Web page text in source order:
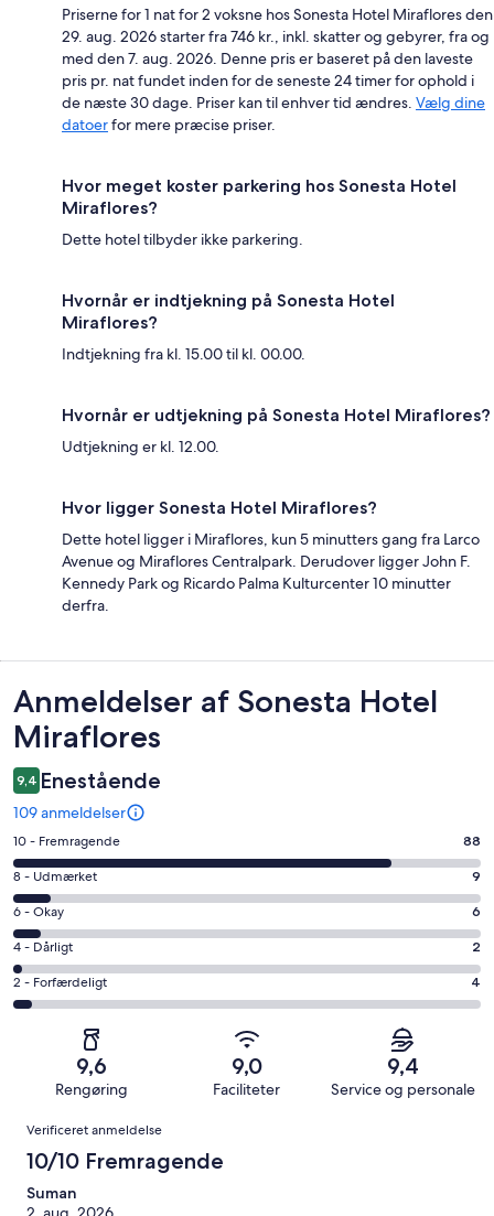
Priserne for 1 nat for 2 voksne hos Sonesta Hotel Miraflores den
29. aug. 2026 starter fra 746 kr., inkl. skatter og gebyrer, fra og
med den 7. aug. 2026. Denne pris er baseret på den laveste
pris pr. nat fundet inden for de seneste 24 timer for ophold i
de næste 30 dage. Priser kan til enhver tid ændres. Vælg dine
datoerfor mere præcise priser.
Hvor meget koster parkering hos Sonesta Hotel
Miraflores?
Dette hotel tilbyder ikke parkering.
Hvornår er indtjekning på Sonesta Hotel
Miraflores?
Indtjekning fra kl. 15.00 til kl. 00.00.
Hvornår er udtjekning på Sonesta Hotel Miraflores?
Udtjekning er kl. 12.00.
Hvor ligger Sonesta Hotel Miraflores?
Dette hotel ligger i Miraflores, kun 5 minutters gang fra Larco
Avenue og Miraflores Centralpark. Derudover ligger John F.
Kennedy Park og Ricardo Palma Kulturcenter 10 minutter
derfra.
Anmeldelser
Anmeldelser af Sonesta Hotel
Miraflores
9,4 Enestående
109 anmeldelser
Bedømmelse
på
10
−
Fremragende.
88
af
i
anmeldelser
10 - Fremragende 88
Bedømmelse
på
8
−
Udmærket.
9
8 - Udmærket 9
Bedømmelse
på
6
−
Okay.
109
6 - Okay 6
Bedømmelse
på
4
alt
109
4 - Dårligt 2
Bedømmelse
på
Forfærdeligt.
af
alt
109
2 - Forfærdeligt 4
9,6
Rengøring
9,0
Faciliteter
9,4
Service og personale
Anmeldelser
Verificeret anmeldelse
10/10 Fremragende
Suman